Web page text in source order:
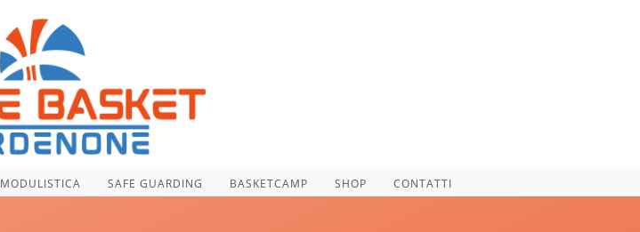
MODULISTICA SAFE GUARDING BASKETCAMP SHOP CONTATTI